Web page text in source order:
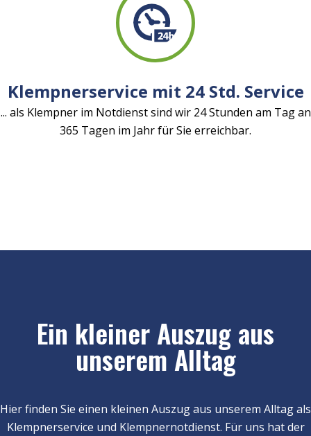
Klempnerservice mit 24 Std. Service
... als Klempner im Notdienst sind wir 24 Stunden am Tag an
365 Tagen im Jahr für Sie erreichbar.
Ein kleiner Auszug aus
unserem Alltag
Hier finden Sie einen kleinen Auszug aus unserem Alltag als
Klempnerservice und Klempnernotdienst. Für uns hat der